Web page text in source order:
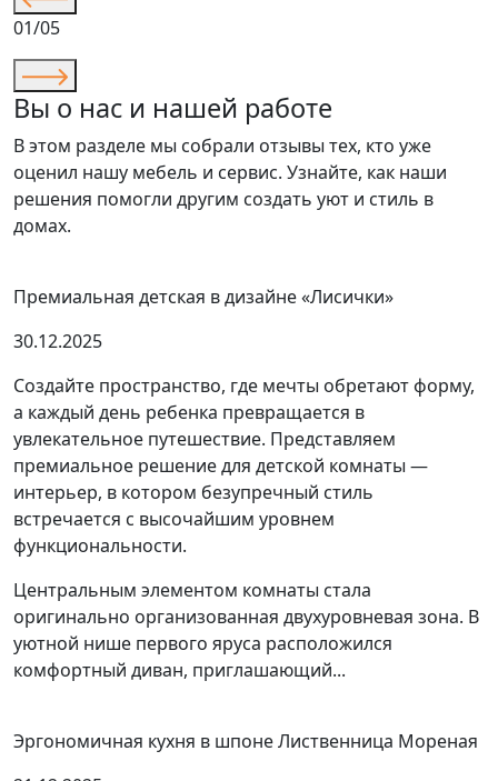
01/05
Вы о нас и нашей работе
В этом разделе мы собрали отзывы тех, кто уже
оценил нашу мебель и сервис. Узнайте, как наши
решения помогли другим создать уют и стиль в
домах.
Премиальная детская в дизайне «Лисички»
30.12.2025
Создайте пространство, где мечты обретают форму,
а каждый день ребенка превращается в
увлекательное путешествие. Представляем
премиальное решение для детской комнаты —
интерьер, в котором безупречный стиль
встречается с высочайшим уровнем
функциональности.
Центральным элементом комнаты стала
оригинально организованная двухуровневая зона. В
уютной нише первого яруса расположился
комфортный диван, приглашающий...
Эргономичная кухня в шпоне Лиственница Мореная